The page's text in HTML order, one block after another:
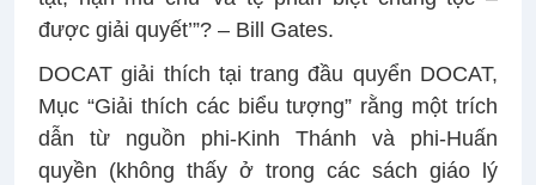
được giải quyết’”? – Bill Gates.
DOCAT giải thích tại trang đầu quyển DOCAT,
Mục “Giải thích các biểu tượng” rằng một trích
dẫn từ nguồn phi-Kinh Thánh và phi-Huấn
quyền (không thấy ở trong các sách giáo lý